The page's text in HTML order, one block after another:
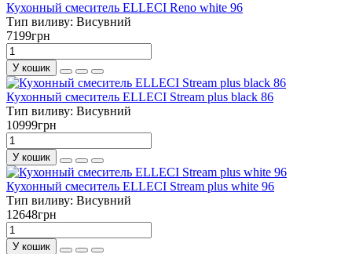
Кухонный смеситель ELLECI Reno white 96
Тип виливу: Висувний
7199грн
У кошик
Кухонный смеситель ELLECI Stream plus black 86
Тип виливу: Висувний
10999грн
У кошик
Кухонный смеситель ELLECI Stream plus white 96
Тип виливу: Висувний
12648грн
У кошик